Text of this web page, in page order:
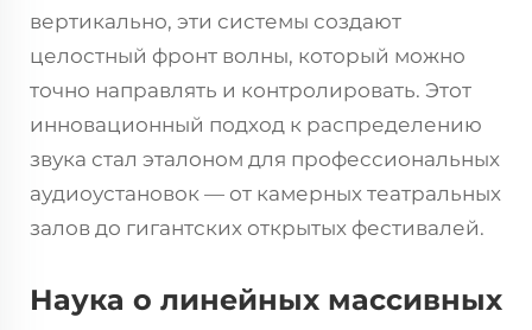
вертикально, эти системы создают
целостный фронт волны, который можно
точно направлять и контролировать. Этот
инновационный подход к распределению
звука стал эталоном для профессиональных
аудиоустановок — от камерных театральных
залов до гигантских открытых фестивалей.
Наука о линейных массивных